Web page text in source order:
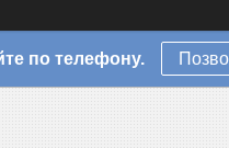
по телефону.